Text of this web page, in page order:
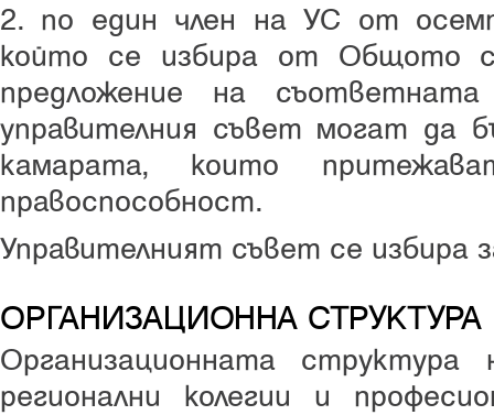
2. по един член на УС от
който се избира от Общото
предложение на
управителния съвет могат да
камарата, които
правоспособност.
Управителният съвет се избира
ОРГАНИЗАЦИОННА СТРУКТУРА
Организационната
регионални колегии и